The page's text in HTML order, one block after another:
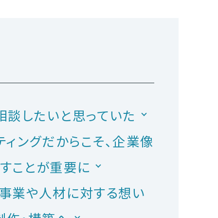
談したいと思っていた
ィングだからこそ、企業像
ことが重要に
業や人材に対する想い